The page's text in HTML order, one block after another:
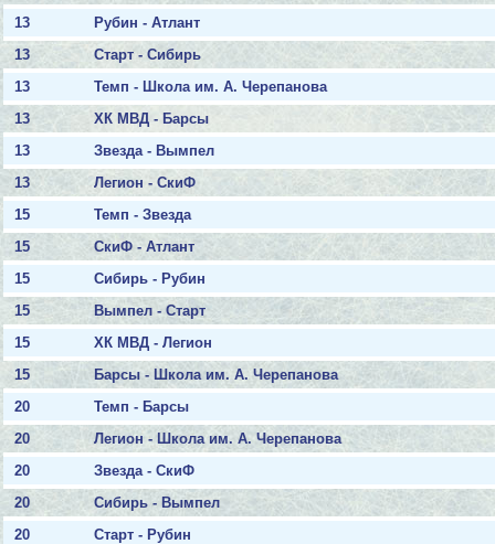
13
Рубин - Атлант
13
Старт - Сибирь
13
Темп - Школа им. А. Черепанова
13
ХК МВД - Барсы
13
Звезда - Вымпел
13
Легион - СкиФ
15
Темп - Звезда
15
СкиФ - Атлант
15
Сибирь - Рубин
15
Вымпел - Старт
15
ХК МВД - Легион
15
Барсы - Школа им. А. Черепанова
20
Темп - Барсы
20
Легион - Школа им. А. Черепанова
20
Звезда - СкиФ
20
Сибирь - Вымпел
20
Старт - Рубин